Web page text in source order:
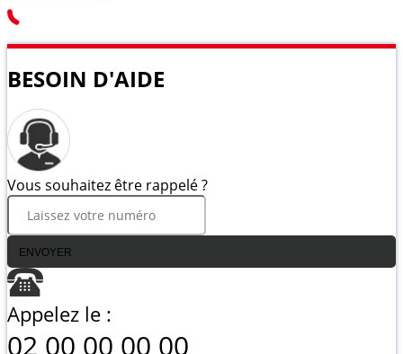
BESOIN D'AIDE
Vous souhaitez être rappelé ?
ENVOYER
Appelez le :
02 00 00 00 00